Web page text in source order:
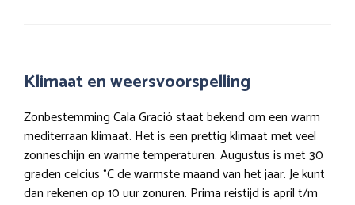
Klimaat en weersvoorspelling
Zonbestemming Cala Gració staat bekend om een warm
mediterraan klimaat. Het is een prettig klimaat met veel
zonneschijn en warme temperaturen. Augustus is met 30
graden celcius °C de warmste maand van het jaar. Je kunt
dan rekenen op 10 uur zonuren. Prima reistijd is april t/m